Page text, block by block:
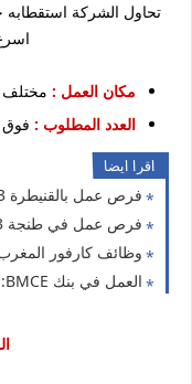
تحاول الشركة استقطابه
مكان العمل : مختلف
العدد المطلوب : فوق 150 منصبا
اقرا ايضا
فرص عمل بالقنيطرة 2023 - سجل طلب العمل الان
فرص عمل في طنجة 2023 - عروض عمل لجميع المستويات
وظائف كارفور المغرب 2023 | العمل في كارفور براتب 4000
العمل في بنك BMCE: مطلوب موظفين براتب محفز سجّل الآن 2023